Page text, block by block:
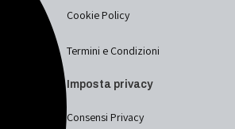
Cookie Policy
Termini e Condizioni
Imposta privacy
Consensi Privacy